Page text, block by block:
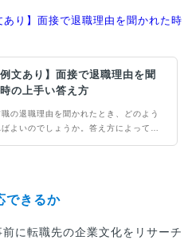
あり】面接で退職理由を聞かれた時
例文あり】面接で退職理由を聞
の上手い答え方
の退職理由を聞かれたとき、どのよう
よいのでしょうか。答え方によっては
できるか
に転職先の企業文化をリサーチ